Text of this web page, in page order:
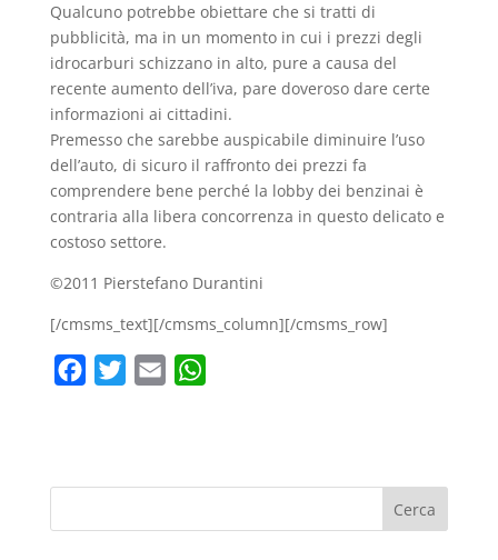
Qualcuno potrebbe obiettare che si tratti di
pubblicità, ma in un momento in cui i prezzi degli
idrocarburi schizzano in alto, pure a causa del
recente aumento dell’iva, pare doveroso dare certe
informazioni ai cittadini.
Premesso che sarebbe auspicabile diminuire l’uso
dell’auto, di sicuro il raffronto dei prezzi fa
comprendere bene perché la lobby dei benzinai è
contraria alla libera concorrenza in questo delicato e
costoso settore.
©2011 Pierstefano Durantini
[/cmsms_text][/cmsms_column][/cmsms_row]
b
o
t
e
l
s
A